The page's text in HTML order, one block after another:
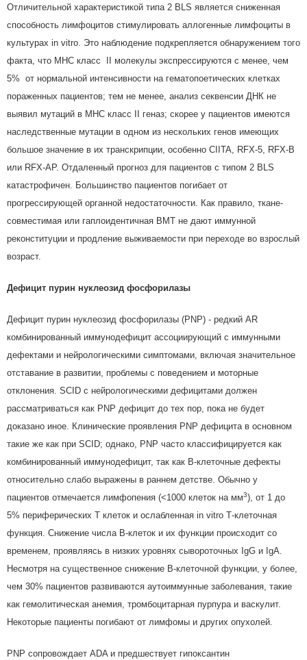
Отличительной характеристикой типа 2 BLS является сниженная
способность лимфоцитов стимулировать аллогенные лимфоциты в
культурах in vitro. Это наблюдение подкрепляется обнаружением того
факта, что МНС класс II молекулы экспрессируются с менее, чем
5% от нормальной интенсивности на гематопоетических клетках
пораженных пациентов; тем не менее, анализ секвенсии ДНК не
выявил мутаций в MHC класс II геназ; скорее у пациентов имеются
наследственные мутации в одном из нескольких генов имеющих
большое значение в их транскрипции, особенно CIITA, RFX-5, RFX-B
или RFX-AP. Отдаленный прогноз для пациентов с типом 2 BLS
катастрофичен. Большинство пациентов погибает от
прогрессирующей органной недостаточности. Как правило, ткане-
совместимая или гаплоидентичная ВМТ не дают иммунной
реконституции и продление выживаемости при переходе во взрослый
возраст.
Дефицит пурин нуклеозид фосфорилазы
Дефицит пурин нуклеозид фосфорилазы (PNP) - редкий AR
комбинированный иммунодефицит ассоциирующий с иммунными
дефектами и нейрологическими симптомами, включая значительное
отставание в развитии, проблемы с поведением и моторные
отклонения. SCID с нейрологическими дефицитами должен
рассматриваться как PNP дефицит до тех пор, пока не будет
доказано иное. Клинические проявления PNP дефицита в основном
такие же как при SCID; однако, PNP часто классифицируется как
комбинированный иммунодефицит, так как В-клеточные дефекты
относительно слабо выражены в раннем детстве. Обычно у
пациентов отмечается лимфопения (<1000 клеток на мм3), от 1 до
5% периферических Т клеток и ослабленная in vitro Т-клеточная
функция. Снижение числа В-клеток и их функции происходит со
временем, проявляясь в низких уровнях сывороточных IgG и IgA.
Несмотря на существенное снижение В-клеточной функции, у более,
чем 30% пациентов развиваются аутоиммунные заболевания, такие
как гемолитическая анемия, тромбоцитарная пурпура и васкулит.
Некоторые пациенты погибают от лимфомы и других опухолей.
PNP сопровождает ADA и предшествует гипоксантин